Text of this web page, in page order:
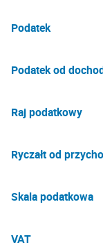
Podatek
Podatek od
Raj podatkowy
Ryczałt od
Skala podatkowa
VAT